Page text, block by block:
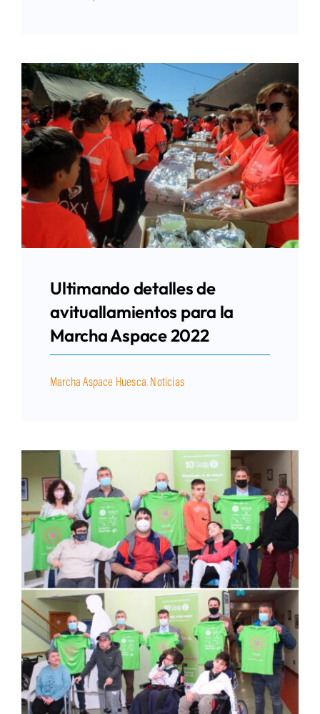
Ultimando detalles de
avituallamientos para la
Marcha Aspace 2022
Marcha Aspace Huesca, Noticias